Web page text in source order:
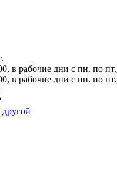
в рабочие дни с пн. по
в рабочие дни с пн. по